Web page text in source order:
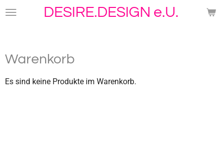
Zum
DESIRE.DESIGN e.U.
Warenkorb
Es sind keine Produkte im Warenkorb.